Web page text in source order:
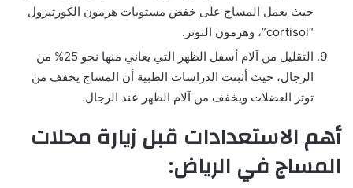
حيث يعمل المساج على خفض مستويات هرمون الكورتيزول
“cortisol”، وهرمون التوتر.
التقليل من آلام أسفل الظهر التي يعاني منها نحو 25% من
الرجال، حيث أثبتت الدراسات الطبية أن المساج يخفف من
توتر العضلات ويخفف من آلام الظهر عند الرجال.
أهم الاستعدادات قبل زيارة محلات
المساج في الرياض: